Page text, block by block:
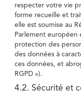
respecter votre vie
forme recueille et
elle est soumise au
Parlement européen
protection des
des données à
ces données, et
RGPD »).
4.2. Sécurité et